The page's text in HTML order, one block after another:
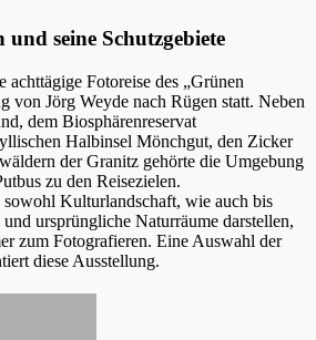
seine Schutzgebiete
achttägige Fotoreise des „Grünen
von Jörg Weyde nach Rügen statt. Neben
dem Biosphärenreservat
Halbinsel Mönchgut, den Zicker
der Granitz gehörte die Umgebung
zu den Reisezielen.
sowohl Kulturlandschaft, wie auch bis
ursprüngliche Naturräume darstellen,
zum Fotografieren. Eine Auswahl der
diese Ausstellung.